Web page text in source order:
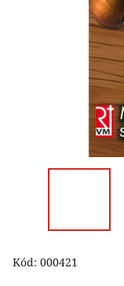
Kód: 000421